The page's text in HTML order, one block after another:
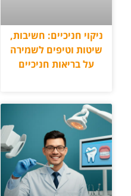
ניקוי חניכיים: חשיבות,
שיטות וטיפים לשמירה
על בריאות חניכיים